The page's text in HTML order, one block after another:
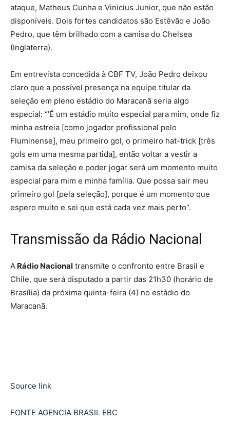
ataque, Matheus Cunha e Vinicius Junior, que não estão
disponíveis. Dois fortes candidatos são Estêvão e João
Pedro, que têm brilhado com a camisa do Chelsea
(Inglaterra).
Em entrevista concedida à CBF TV, João Pedro deixou
claro que a possível presença na equipe titular da
seleção em pleno estádio do Maracanã seria algo
especial: “’É um estádio muito especial para mim, onde fiz
minha estreia [como jogador profissional pelo
Fluminense], meu primeiro gol, o primeiro hat-trick [três
gols em uma mesma partida], então voltar a vestir a
camisa da seleção e poder jogar será um momento muito
especial para mim e minha família. Que possa sair meu
primeiro gol [pela seleção], porque é um momento que
espero muito e sei que está cada vez mais perto”.
Transmissão da Rádio Nacional
A Rádio Nacional transmite o confronto entre Brasil e
Chile, que será disputado a partir das 21h30 (horário de
Brasília) da próxima quinta-feira (4) no estádio do
Maracanã.
Source link
FONTE AGENCIA BRASIL EBC